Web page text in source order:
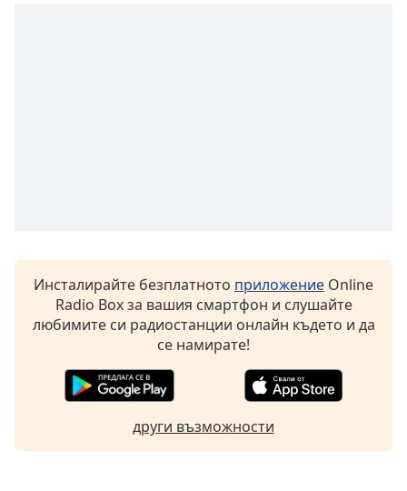
Picture-
Picture
Fullscreen
Beginning
Инсталирайте безплатното приложение Online
Radio Box за вашия смартфон и слушайте
любимите си радиостанции онлайн където и да
се намирате!
други възможности